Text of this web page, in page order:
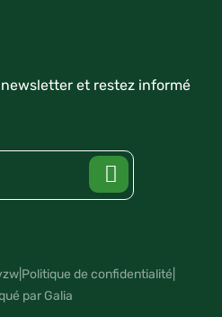
et restez informé
| Politique de confidentialité
par Galia